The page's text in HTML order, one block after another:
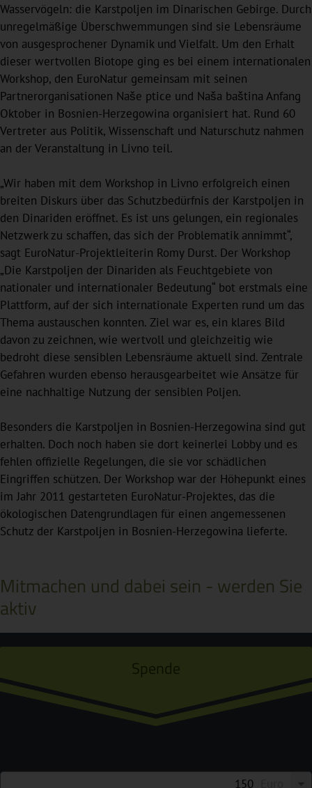
Wasservögeln: die Karstpoljen im Dinarischen Gebirge. Durch
unregelmäßige Überschwemmungen sind sie Lebensräume
von ausgesprochener Dynamik und Vielfalt. Um den Erhalt
dieser wertvollen Biotope ging es bei einem internationalen
Workshop, den EuroNatur gemeinsam mit seinen
Partnerorganisationen Naše ptice und Naša baština Anfang
Oktober in Bosnien-Herzegowina organisiert hat. Rund 60
Vertreter aus Politik, Wissenschaft und Naturschutz nahmen
an der Veranstaltung in Livno teil.
„Wir haben mit dem Workshop in Livno erfolgreich einen
breiten Diskurs über das Schutzbedürfnis der Karstpoljen in
den Dinariden eröffnet. Es ist uns gelungen, ein regionales
Netzwerk zu schaffen, das sich der Problematik annimmt“,
sagt EuroNatur-Projektleiterin Romy Durst. Der Workshop
„Die Karstpoljen der Dinariden als Feuchtgebiete von
nationaler und internationaler Bedeutung“ bot erstmals eine
Plattform, auf der sich internationale Experten rund um das
Thema austauschen konnten. Ziel war es, ein klares Bild
davon zu zeichnen, wie wertvoll und gleichzeitig wie
bedroht diese sensiblen Lebensräume aktuell sind. Zentrale
Gefahren wurden ebenso herausgearbeitet wie Ansätze für
eine nachhaltige Nutzung der sensiblen Poljen.
Besonders die Karstpoljen in Bosnien-Herzegowina sind gut
erhalten. Doch noch haben sie dort keinerlei Lobby und es
fehlen offizielle Regelungen, die sie vor schädlichen
Eingriffen schützen. Der Workshop war der Höhepunkt eines
im Jahr 2011 gestarteten EuroNatur-Projektes, das die
ökologischen Datengrundlagen für einen angemessenen
Schutz der Karstpoljen in Bosnien-Herzegowina lieferte.
Mitmachen und dabei sein - werden Sie
aktiv
Spende